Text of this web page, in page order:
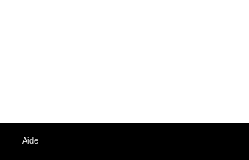
Aide